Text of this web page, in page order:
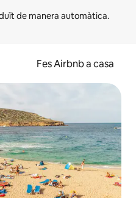
Fes Airbnb a casa